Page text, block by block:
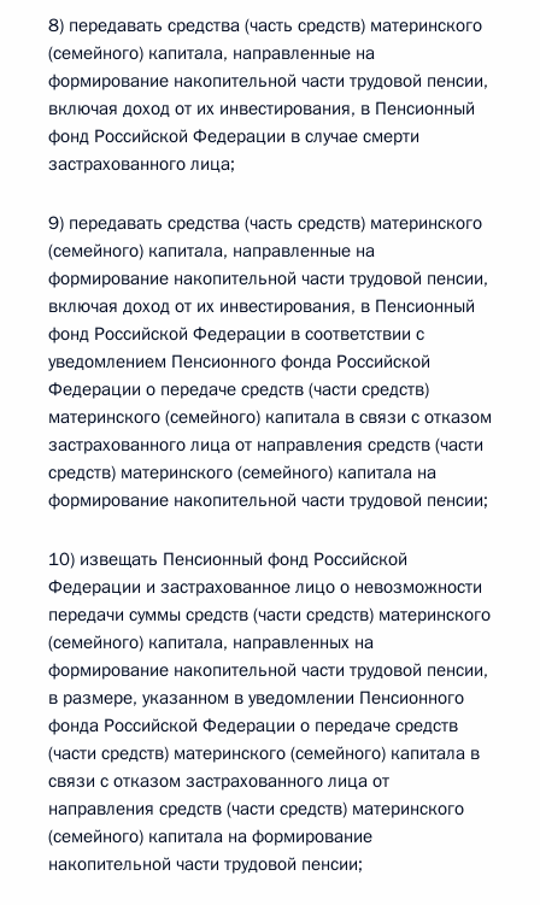
8) передавать средства (часть средств) материнского
(семейного) капитала, направленные на
формирование накопительной части трудовой пенсии,
включая доход от их инвестирования, в Пенсионный
фонд Российской Федерации в случае смерти
застрахованного лица;
9) передавать средства (часть средств) материнского
(семейного) капитала, направленные на
формирование накопительной части трудовой пенсии,
включая доход от их инвестирования, в Пенсионный
фонд Российской Федерации в соответствии с
уведомлением Пенсионного фонда Российской
Федерации о передаче средств (части средств)
материнского (семейного) капитала в связи с отказом
застрахованного лица от направления средств (части
средств) материнского (семейного) капитала на
формирование накопительной части трудовой пенсии;
10) извещать Пенсионный фонд Российской
Федерации и застрахованное лицо о невозможности
передачи суммы средств (части средств) материнского
(семейного) капитала, направленных на
формирование накопительной части трудовой пенсии,
в размере, указанном в уведомлении Пенсионного
фонда Российской Федерации о передаче средств
(части средств) материнского (семейного) капитала в
связи с отказом застрахованного лица от
направления средств (части средств) материнского
(семейного) капитала на формирование
накопительной части трудовой пенсии;